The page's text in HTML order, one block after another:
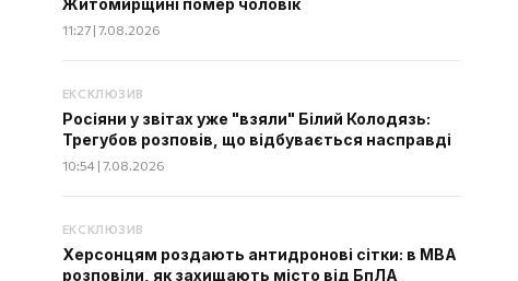
Житомирщині помер чоловік
11:27 | 7.08.2026
ЕКСКЛЮЗИВ
Росіяни у звітах уже "взяли" Білий Колодязь:
Трегубов розповів, що відбувається насправді
10:54 | 7.08.2026
ЕКСКЛЮЗИВ
Херсонцям роздають антидронові сітки: в МВА
розповіли, як захищають місто від БпЛА